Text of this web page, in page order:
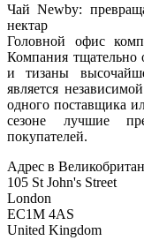
Чай Newby:
нектар
Головной офис
Компания тщательно
и тизаны
является
одного поставщика
сезоне лучшие
покупателей.
Адрес в
105 St John's Street
London
EC1M 4AS
United Kingdom